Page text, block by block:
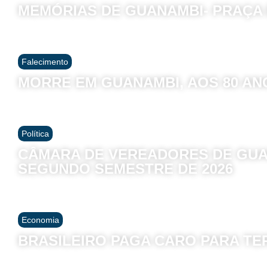
MEMÓRIAS DE GUANAMBI-
Falecimento
MORRE EM GUANAMBI, AOS 80
Política
CÂMARA DE VEREADORES DE
SEGUNDO SEMESTRE DE 2026
Economia
BRASILEIRO PAGA CARO PARA